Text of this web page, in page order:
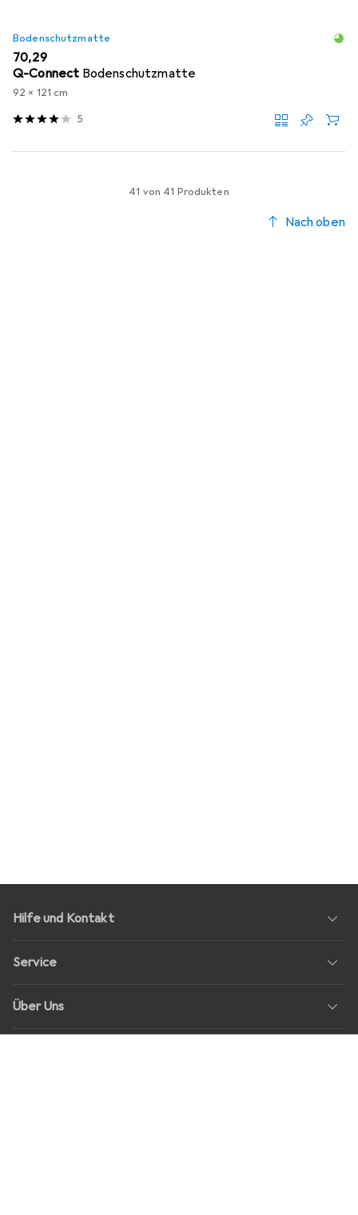
Bodenschutzmatte
EUR
70,29
Q-Connect Bodenschutzmatte
92 x 121 cm
5
41 von 41 Produkten
Nach oben
Hilfe und Kontakt
Service
Über Uns